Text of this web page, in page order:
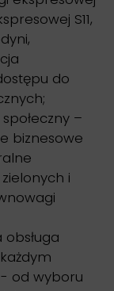
S11,
do
–
biznesowe
i
obsługa
od wyboru